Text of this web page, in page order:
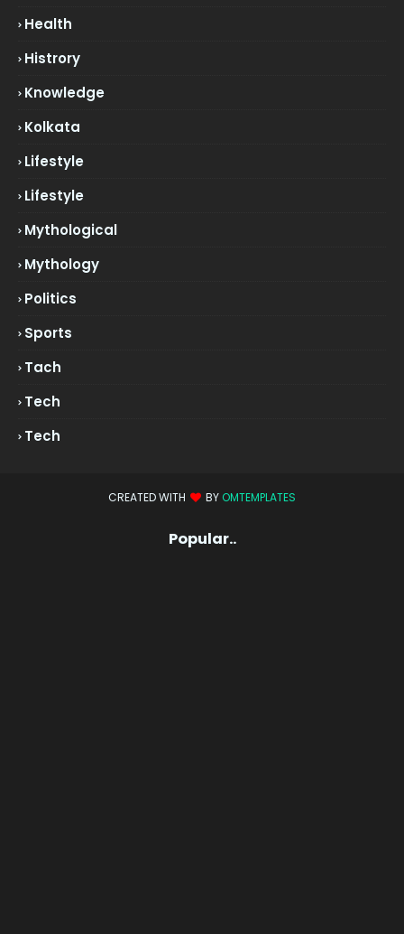
Health
Histrory
Knowledge
Kolkata
Lifestyle
Lifestyle
Mythological
Mythology
Politics
Sports
Tach
Tech
Tech
CREATED WITH BY OMTEMPLATES
Popular..